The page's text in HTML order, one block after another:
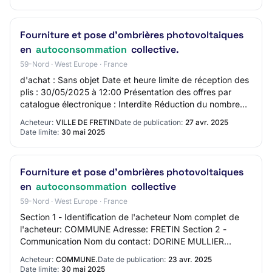
Fourniture et pose d'ombrières photovoltaiques
en autoconsommation collective.
59-Nord · West Europe · France
d'achat : Sans objet Date et heure limite de réception des
plis : 30/05/2025 à 12:00 Présentation des offres par
catalogue électronique : Interdite Réduction du nombre
Acheteur: VILLE DE FRETINDate de publication: 27 avr. 2025
Date limite: 30 mai 2025
Fourniture et pose d'ombrières photovoltaiques
en autoconsommation collective
59-Nord · West Europe · France
Section 1 - Identification de l'acheteur Nom complet de
l'acheteur: COMMUNE Adresse: FRETIN Section 2 -
Communication Nom du contact: DORINE MULLIER
Acheteur: COMMUNE.Date de publication: 23 avr. 2025
Date limite: 30 mai 2025